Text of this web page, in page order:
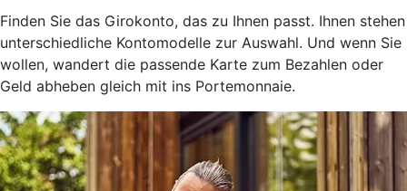
Finden Sie das Girokonto, das zu Ihnen passt. Ihnen stehen
unterschiedliche Kontomodelle zur Auswahl. Und wenn Sie
wollen, wandert die passende Karte zum Bezahlen oder
Geld abheben gleich mit ins Portemonnaie.